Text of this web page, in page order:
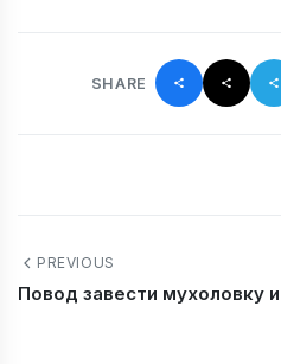
SHARE
PREVIOUS
Повод завести мухоловку